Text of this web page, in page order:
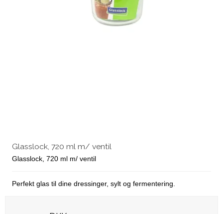
Glasslock, 720 ml m/ ventil
Glasslock, 720 ml m/ ventil
Perfekt glas til dine dressinger, sylt og fermentering.